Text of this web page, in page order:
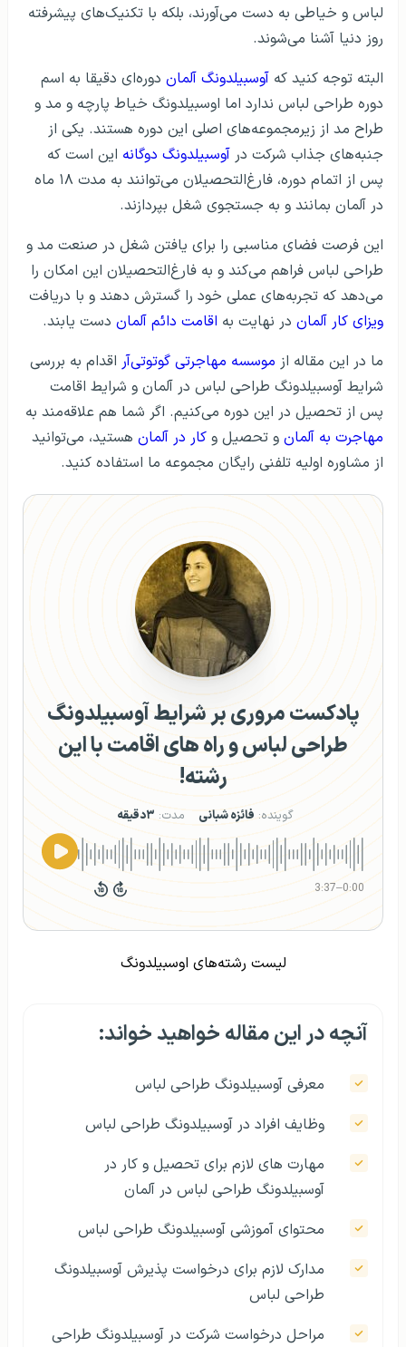
لباس و خیاطی به دست می‌آورند، بلکه با تکنیک‌های پیشرفته
روز دنیا آشنا می‌شوند.
البته توجه کنید که آوسبیلدونگ آلمان دوره‌ای دقیقا به اسم
دوره طراحی لباس ندارد اما اوسبیلدونگ خیاط پارچه و مد و
طراح مد از زیرمجموعه‌های اصلی این دوره هستند. یکی از
جنبه‌های جذاب شرکت در آوسبیلدونگ دوگانه این است که
پس از اتمام دوره، فارغ‌التحصیلان می‌توانند به مدت ۱۸ ماه
در آلمان بمانند و به جستجوی شغل بپردازند.
این فرصت فضای مناسبی را برای یافتن شغل در صنعت مد و
طراحی لباس فراهم می‌کند و به فارغ‌التحصیلان این امکان را
می‌دهد که تجربه‌های عملی خود را گسترش دهند و با دریافت
ویزای کار آلمان در نهایت به اقامت دائم آلمان دست یابند.
ما در این مقاله از موسسه مهاجرتی گوتوتی‌آر اقدام به بررسی
شرایط آوسبیلدونگ طراحی لباس در آلمان و شرایط اقامت
پس از تحصیل در این دوره می‌کنیم. اگر شما هم علاقه‌مند به
مهاجرت به آلمان و تحصیل و کار در آلمان هستید، می‌توانید
از مشاوره اولیه تلفنی رایگان مجموعه ما استفاده کنید.
پادکست مروری بر شرایط آوسبیلدونگ
طراحی لباس و راه های اقامت با این
رشته!
گوینده: فائزه شبانی مدت: ۳دقیقه
0:00
–
3:37
لیست رشته‌های اوسبیلدونگ
آنچه در این مقاله خواهید خواند:
معرفی آوسبیلدونگ طراحی لباس
وظایف افراد در آوسبیلدونگ طراحی لباس
مهارت‌ های لازم برای تحصیل و کار در
آوسبیلدونگ طراحی لباس در آلمان
محتوای آموزشی آوسبیلدونگ طراحی لباس
مدارک لازم برای درخواست پذیرش آوسبیلدونگ
طراحی لباس
مراحل درخواست شرکت در آوسبیلدونگ طراحی